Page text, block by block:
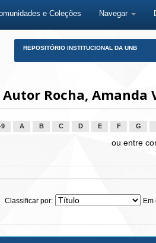
e Coleções Navegar
REPOSITÓRIO INSTITUCIONAL DA UNB
Rocha, Amanda
A B C D E F G
ou entre
Classificar por: Em